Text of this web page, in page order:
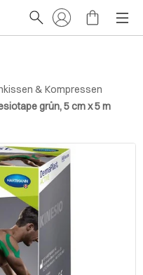
& Kompressen
grün, 5 cm x 5 m